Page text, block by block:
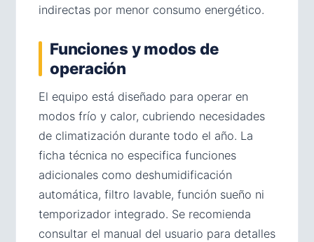
indirectas por menor consumo energético.
Funciones y modos de
operación
El equipo está diseñado para operar en
modos frío y calor, cubriendo necesidades
de climatización durante todo el año. La
ficha técnica no especifica funciones
adicionales como deshumidificación
automática, filtro lavable, función sueño ni
temporizador integrado. Se recomienda
consultar el manual del usuario para detalles